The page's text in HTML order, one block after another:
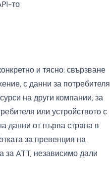
то
и тясно: свързване
с данни за потребителя
на други компании, за
или устройството с
данни от първа страна в
за превенция на
за ATT, независимо дали